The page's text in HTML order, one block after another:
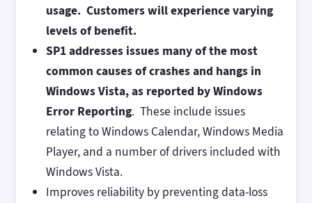
usage. Customers will experience varying
levels of benefit.
SP1 addresses issues many of the most
common causes of crashes and hangs in
Windows Vista, as reported by Windows
Error Reporting. These include issues
relating to Windows Calendar, Windows Media
Player, and a number of drivers included with
Windows Vista.
Improves reliability by preventing data-loss